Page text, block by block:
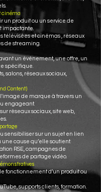
cinéma
un produit ou un service de
impactante.
télévisées et cinémas , réseaux
de streaming.
un événement, une offre, un
spécifique.
salons, réseaux sociaux,
Content)
de marque à travers un
engageant.
réseaux sociaux, site web,
sensibiliser sur un sujet en lien
une cause qu’elle soutient.
RSE, campagnes de
de partage vidéo.
fonctionnement d’un produit ou
supports clients, formation.